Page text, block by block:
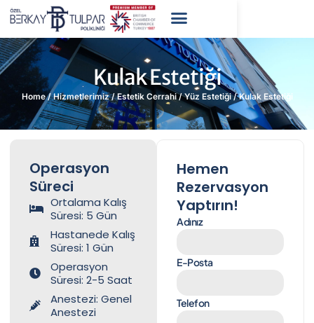
Kulak Estetiği
Home/Hizmetlerimiz/Estetik Cerrahi/Yüz Estetiği/Kulak Estetiği
Operasyon
Süreci
Ortalama Kalış
Süresi: 5 Gün
Hastanede Kalış
Süresi: 1 Gün
Operasyon
Süresi: 2-5 Saat
Anestezi: Genel
Anestezi
Hemen
Rezervasyon
Yaptırın!
Adınız
E-Posta
Telefon